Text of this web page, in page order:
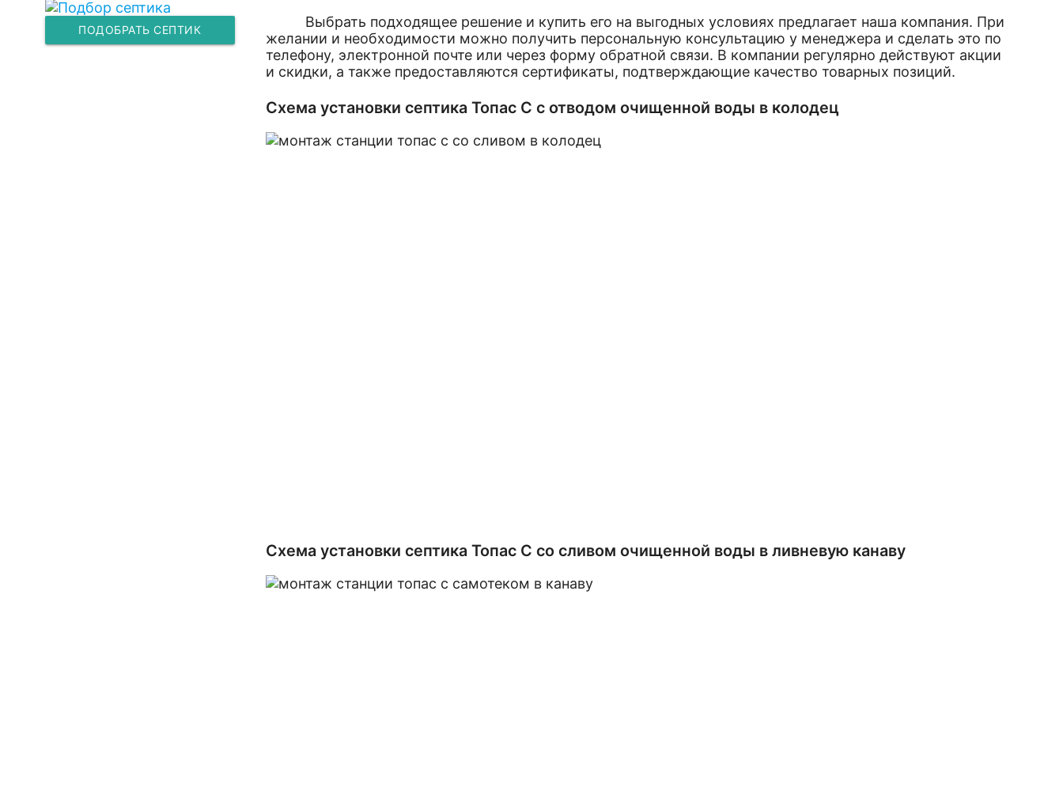
ПОДОБРАТЬ СЕПТИК
Выбрать подходящее решение и купить его на выгодных условиях предлагает наша компания. При
желании и необходимости можно получить персональную консультацию у менеджера и сделать это по
телефону, электронной почте или через форму обратной связи. В компании регулярно действуют акции
и скидки, а также предоставляются сертификаты, подтверждающие качество товарных позиций.
Схема установки септика Топас С с отводом очищенной воды в колодец
Схема установки септика Топас С со сливом очищенной воды в ливневую канаву